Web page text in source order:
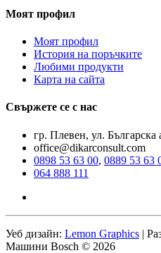
Моят профил
Моят профил
История на поръчките
Любими продукти
Карта на сайта
Свържете се с нас
гр. Плевен, ул. Българска
office@dikarconsult.com
0898 53 63 00, 0889 53 63
064 888 111
Уеб дизайн: Lemon Graphics |
Машини Bosch © 2026